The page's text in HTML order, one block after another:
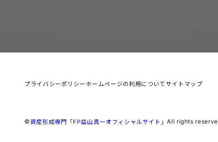
プライバシーポリシーホームページの利用について サイトマップ
©資産形成専門「FP益山真一オフィシャルサイト」All rights